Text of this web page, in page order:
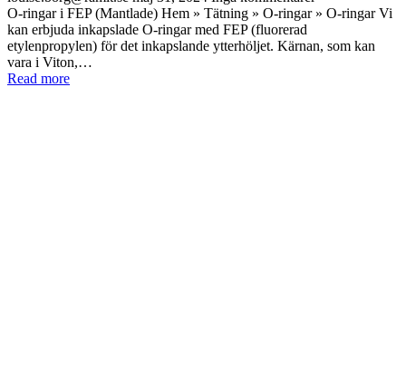
O-ringar i FEP (Mantlade) Hem » Tätning » O-ringar » O-ringar Vi
kan erbjuda inkapslade O-ringar med FEP (fluorerad
etylenpropylen) för det inkapslande ytterhöljet. Kärnan, som kan
vara i Viton,…
Read more